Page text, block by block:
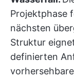
Projektphase
nächsten
Struktur
definierten